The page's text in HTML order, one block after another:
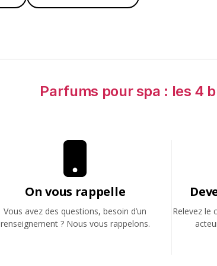
Parfums pour spa : les 4
On vous rappelle
Vous avez des questions, besoin d’un
renseignement ? Nous vous rappelons.
Relevez le